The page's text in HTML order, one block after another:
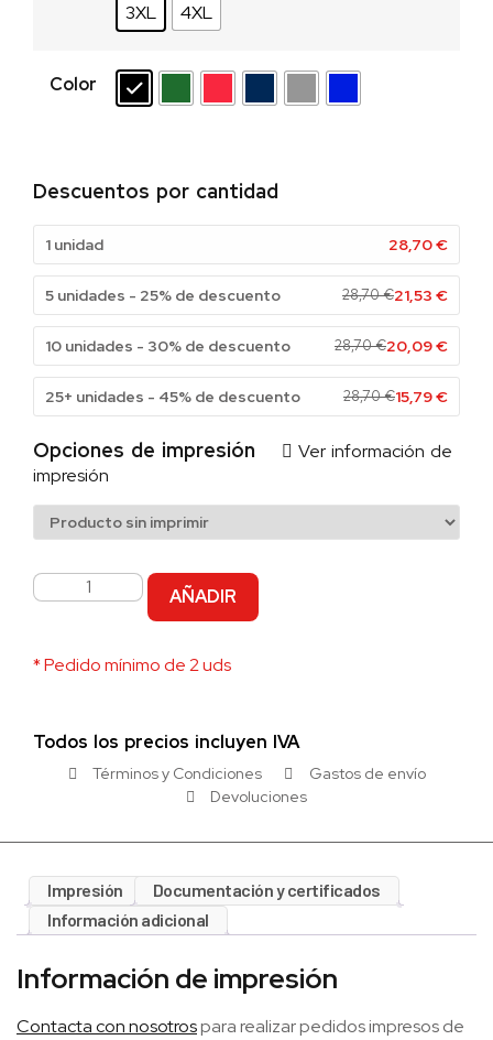
3XL
4XL
Color
Descuentos por cantidad
1 unidad 28,70€
5 unidades - 25% de descuento 28,70€21,53 €
10 unidades - 30% de descuento 28,70€20,09€
25+ unidades - 45% de descuento 28,70€15,79€
Opciones de impresión
Ver información de
impresión
AÑADIR
* Pedido mínimo de 2 uds
Todos los precios incluyen IVA
Términos y Condiciones
Gastos de envío
Devoluciones
Impresión
Documentación y certificados
Información adicional
Información de impresión
Contacta con nosotrospara realizar pedidos impresos de